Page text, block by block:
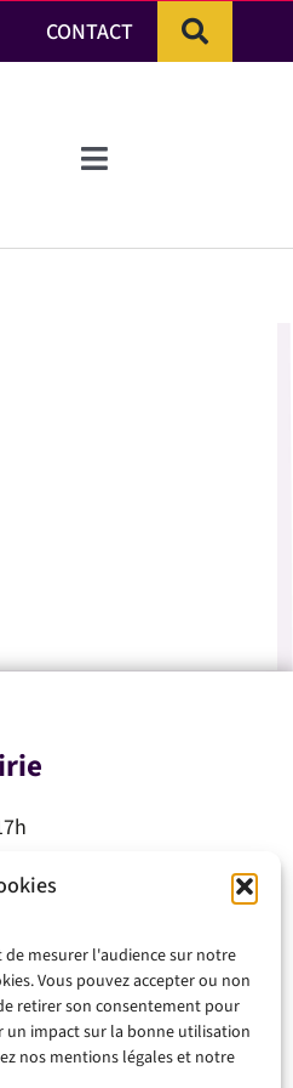
mesurer l'audience sur notre
Vous pouvez accepter ou non
retirer son consentement pour
un impact sur la bonne utilisation
nos mentions légales et notre
CONTACT
Toggle
17h